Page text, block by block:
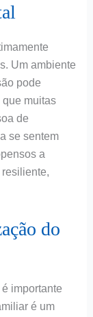
Um ambiente
pode
que muitas
de
se sentem
a
do
importante
é um